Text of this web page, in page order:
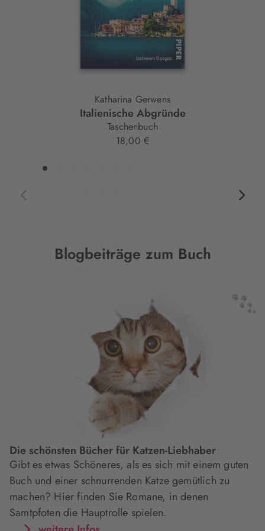
Katharina Gerwens
Italienische Abgründe
Taschenbuch
18,00 €
Blogbeiträge zum Buch
Die schönsten Bücher für Katzen-Liebhaber
Gibt es etwas Schöneres, als es sich mit einem guten
Buch und einer schnurrenden Katze gemütlich zu
machen? Hier finden Sie Romane, in denen
Samtpfoten die Hauptrolle spielen.